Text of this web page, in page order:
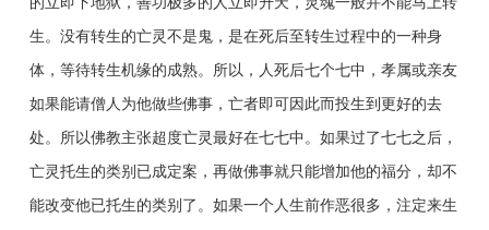
生。没有转生的亡灵不是鬼，是在死后至转生过程中的一种身
体，等待转生机缘的成熟。所以，人死后七个七中，孝属或亲友
如果能请僧人为他做些佛事，亡者即可因此而投生到更好的去
处。所以佛教主张超度亡灵最好在七七中。如果过了七七之后，
亡灵托生的类别已成定案，再做佛事就只能增加他的福分，却不
能改变他已托生的类别了。如果一个人生前作恶很多，注定来生